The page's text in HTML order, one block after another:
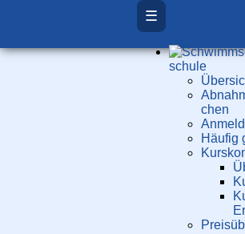
☰
schule
chen
Häufig